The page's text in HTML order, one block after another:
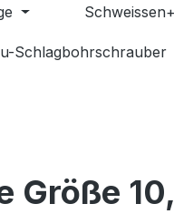
Schlagbohrschrauber
Größe